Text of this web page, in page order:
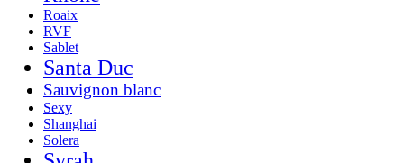
Roaix
RVF
Sablet
Santa Duc
Sauvignon blanc
Sexy
Shanghai
Solera